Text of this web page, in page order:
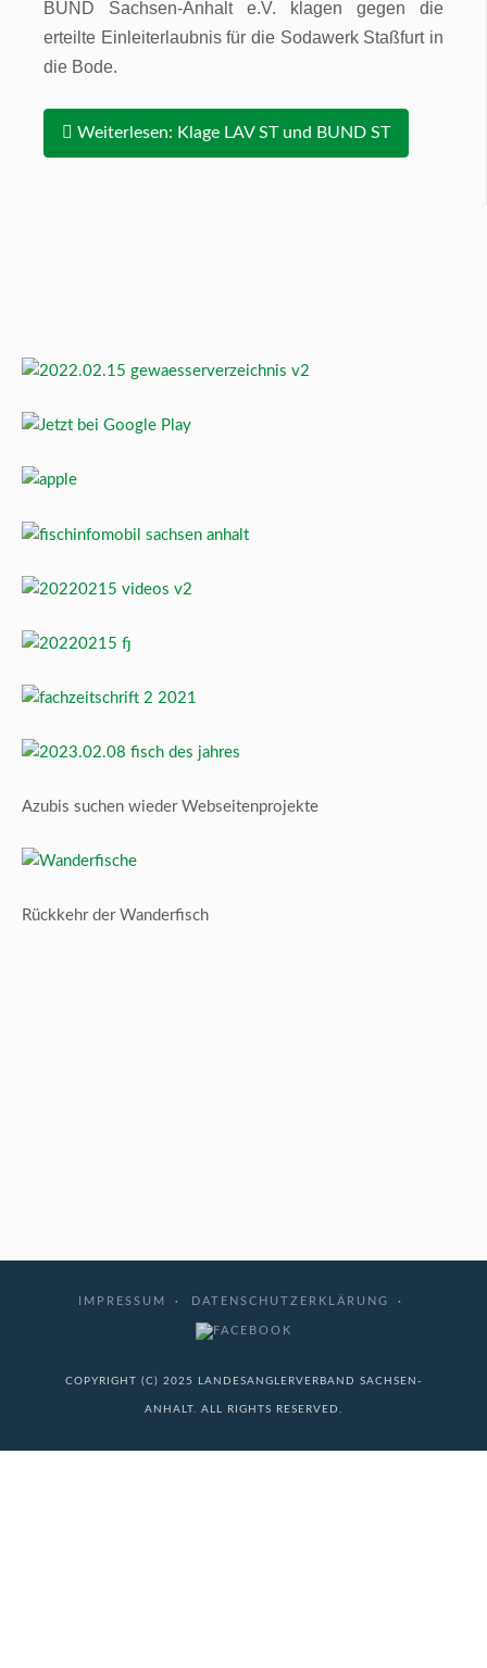
Azubis suchen wieder Webseitenprojekte
Rückkehr der Wanderfisch
BUND Sachsen-Anhalt e.V. klagen gegen die
erteilte Einleiterlaubnis für die Sodawerk Staßfurt in
die Bode.
Weiterlesen: Klage LAV ST und BUND ST
IMPRESSUM DATENSCHUTZERKLÄRUNG
COPYRIGHT (C) 2025 LANDESANGLERVERBAND SACHSEN-
ANHALT. ALL RIGHTS RESERVED.